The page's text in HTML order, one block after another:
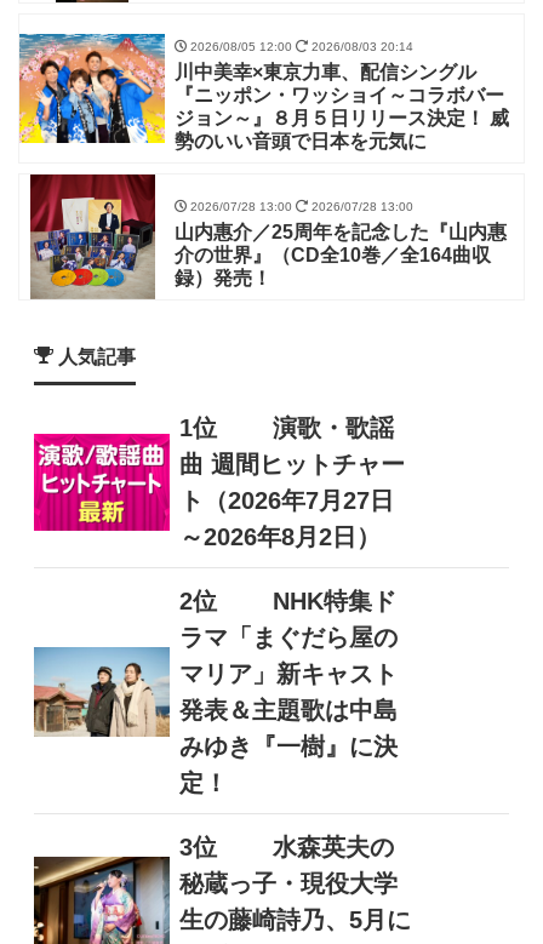
2026/08/05 12:00 2026/08/03 20:14
川中美幸×東京力車、配信シングル
『ニッポン・ワッショイ～コラボバー
ジョン～』８月５日リリース決定！ 威
勢のいい音頭で日本を元気に
2026/07/28 13:00 2026/07/28 13:00
山内惠介／25周年を記念した『山内惠
介の世界』（CD全10巻／全164曲収
録）発売！
人気記事
1位
演歌・歌謡
曲 週間ヒットチャー
ト（2026年7月27日
～2026年8月2日）
2位
NHK特集ド
ラマ「まぐだら屋の
マリア」新キャスト
発表＆主題歌は中島
みゆき『一樹』に決
定！
3位
水森英夫の
秘蔵っ子・現役大学
生の藤崎詩乃、5月に